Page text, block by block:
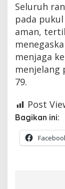
Seluruh
pada pukul
aman,
menjaga
menjelang
79.
Post
Bagikan ini: